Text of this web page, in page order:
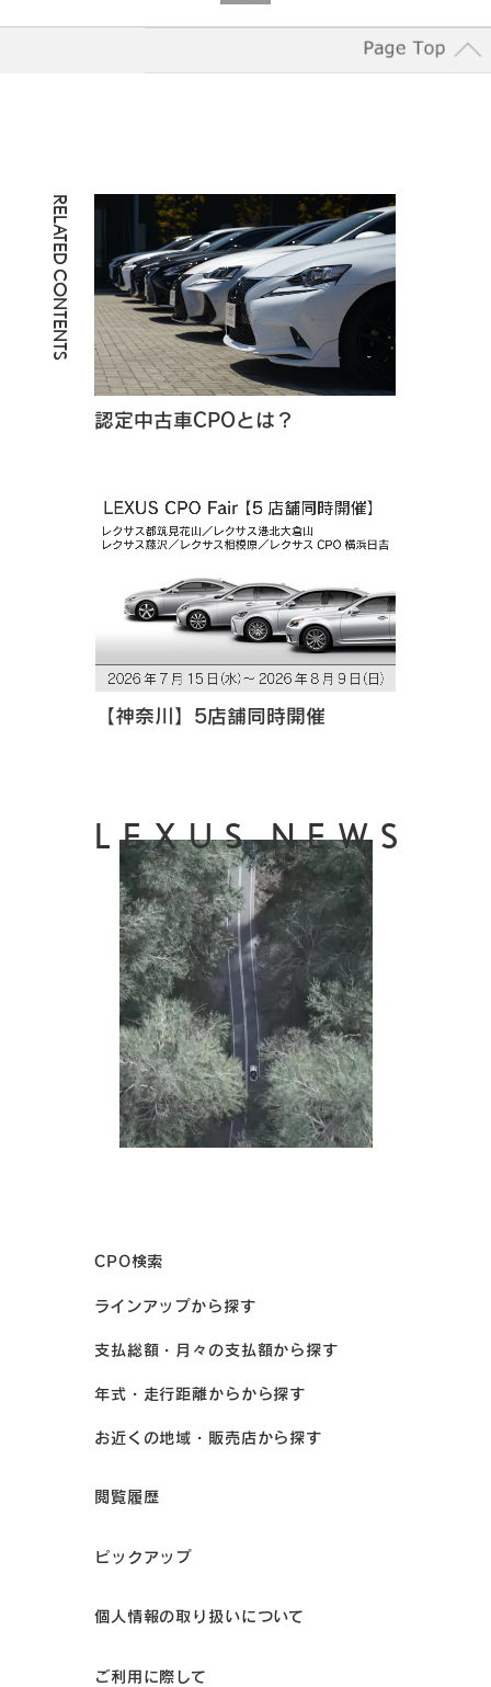
RELATED CONTENTS
認定中古車CPOとは？
【神奈川】5店舗同時開催
LEXUS NEWS
CPO検索
ラインアップから探す
支払総額・月々の支払額から探す
年式・走行距離からから探す
お近くの地域・販売店から探す
閲覧履歴
ピックアップ
個人情報の取り扱いについて
ご利用に際して